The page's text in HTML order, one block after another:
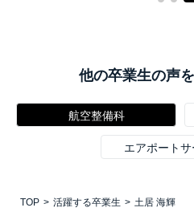
他の卒業生の声
航空整備科
エアポート
TOP 活躍する卒業生 土居 海輝